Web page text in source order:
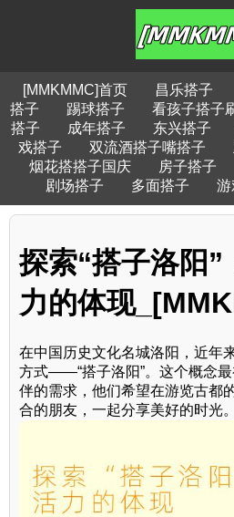
[MMKMMC]首页 昌乐搭子
搭子
踢球搭子 看孩子搭子
搭子
成年搭子 东兴搭子
戏搭子
双流酒搭子嘴搭子
烟花搭搭子国庆
房子搭子
剧场搭子
多面搭子 游
探索“搭子洛阳”
力的体现
在中国历史文化名城洛阳，近年
方式——“搭子洛阳”。这个概念
伴的需求，他们希望在游览古都
合的朋友，一起分享美好的时光。